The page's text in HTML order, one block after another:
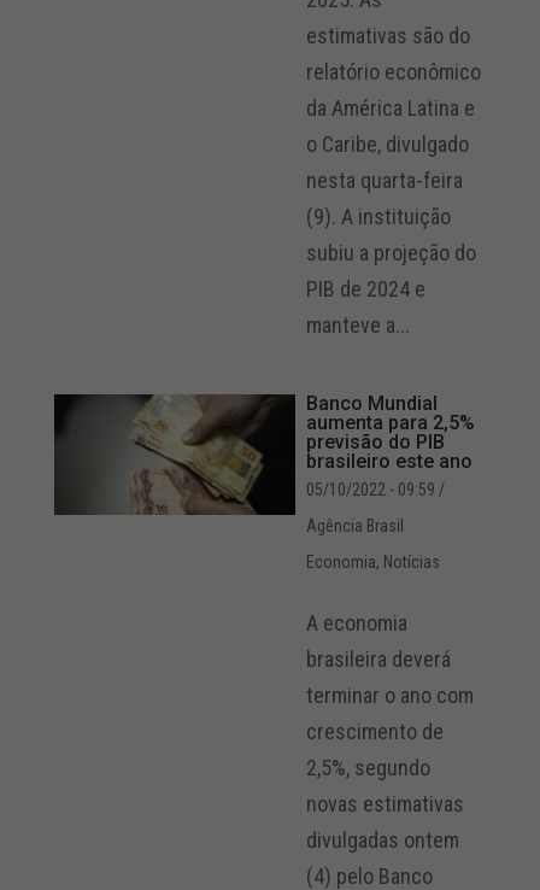
estimativas são do
relatório econômico
da América Latina e
o Caribe, divulgado
nesta quarta-feira
(9). A instituição
subiu a projeção do
PIB de 2024 e
manteve a...
Banco Mundial
aumenta para 2,5%
previsão do PIB
brasileiro este ano
05/10/2022 - 09:59 /
Agência Brasil
Economia, Notícias
A economia
brasileira deverá
terminar o ano com
crescimento de
2,5%, segundo
novas estimativas
divulgadas ontem
(4) pelo Banco